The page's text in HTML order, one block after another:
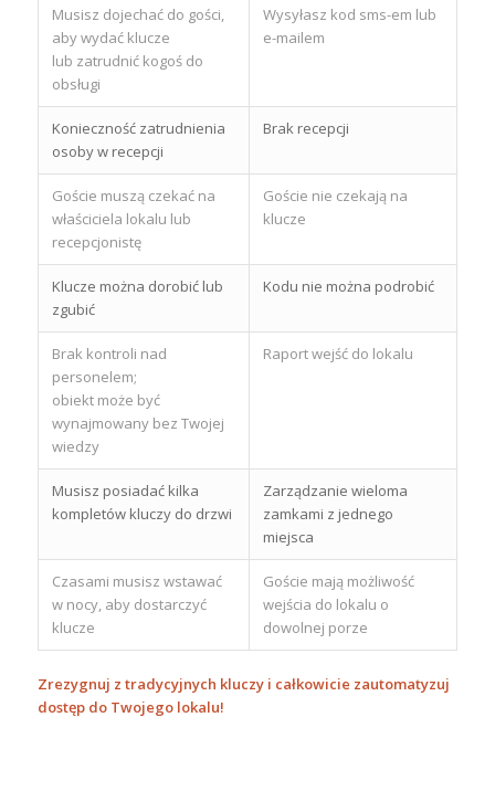
Musisz dojechać do gości,
aby wydać klucze
lub zatrudnić kogoś do
obsługi
Wysyłasz kod sms-em lub
e-mailem
Konieczność zatrudnienia
osoby w recepcji
Brak recepcji
Goście muszą czekać na
właściciela lokalu lub
recepcjonistę
Goście nie czekają na
klucze
Klucze można dorobić lub
zgubić
Kodu nie można podrobić
Brak kontroli nad
personelem;
obiekt może być
wynajmowany bez Twojej
wiedzy
Raport wejść do lokalu
Musisz posiadać kilka
kompletów kluczy do drzwi
Zarządzanie wieloma
zamkami z jednego
miejsca
Czasami musisz wstawać
w nocy, aby dostarczyć
klucze
Goście mają możliwość
wejścia do lokalu o
dowolnej porze
Zrezygnuj z tradycyjnych kluczy i całkowicie zautomatyzuj
dostęp do Twojego lokalu!